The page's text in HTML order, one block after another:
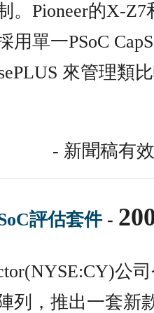
。Pioneer的X-Z7
用單一PSoC
來管理類
- 新聞稿有
評估套件-
公
列，推出一套新